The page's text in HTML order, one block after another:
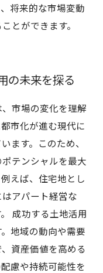
将来的な市場変動
とができます。
の未来を探る
市場の変化を理解
市化が進む現代に
ます。このため、
テンシャルを最大
えば、住宅地とし
アパート経営な
成功する土地活用
地域の動向や需要
資産価値を高める
慮や持続可能性を